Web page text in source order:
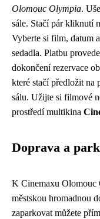
Olomouc Olympia.
sále. Stačí pár kliknutí
Vyberte si film, datum
sedadla. Platbu
dokončení rezervace
které stačí předložit na
sálu. Užijte si filmové
prostředí multikina
Doprava a
K Cinemaxu Olomouc
městskou hromadnou
zaparkovat můžete